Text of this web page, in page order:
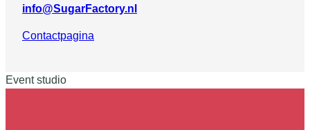
info@SugarFactory.nl
Contactpagina
Event studio